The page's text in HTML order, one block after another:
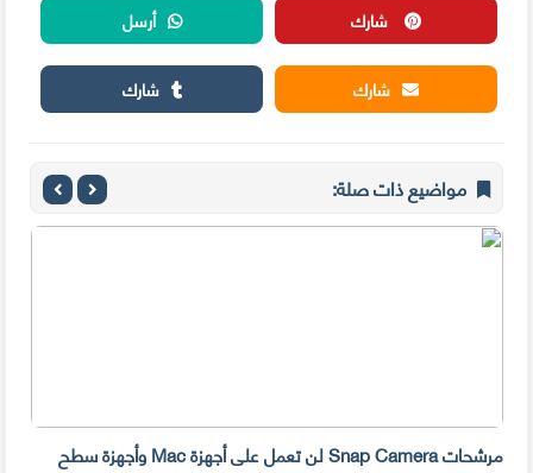
شارك
أرسل
شارك
شارك
مواضيع ذات صلة:
مرشحات Snap Camera لن تعمل على أجهزة Mac وأجهزة سطح